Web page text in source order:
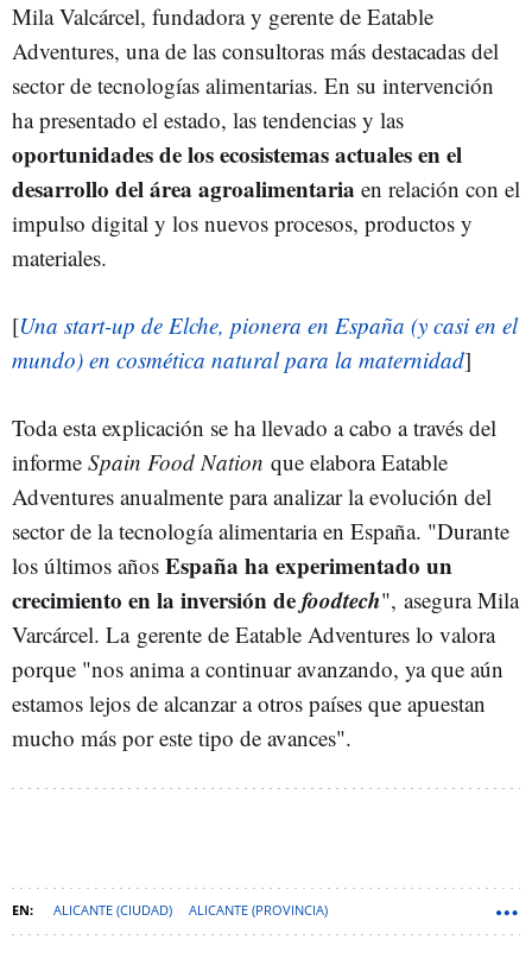
Mila Valcárcel, fundadora y gerente de Eatable
Adventures, una de las consultoras más destacadas del
sector de tecnologías alimentarias. En su intervención
ha presentado el estado, las tendencias y las
oportunidades de los ecosistemas actuales en el
desarrollo del área agroalimentaria en relación con el
impulso digital y los nuevos procesos, productos y
materiales.
[Una start-up de Elche, pionera en España (y casi en el
mundo) en cosmética natural para la maternidad]
Toda esta explicación se ha llevado a cabo a través del
informe Spain Food Nation que elabora Eatable
Adventures anualmente para analizar la evolución del
sector de la tecnología alimentaria en España. "Durante
los últimos años España ha experimentado un
crecimiento en la inversión defoodtech", asegura Mila
Varcárcel. La gerente de Eatable Adventures lo valora
porque "nos anima a continuar avanzando, ya que aún
estamos lejos de alcanzar a otros países que apuestan
mucho más por este tipo de avances".
ALICANTE (CIUDAD) ALICANTE (PROVINCIA)